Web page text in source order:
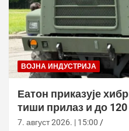
ВОЈНА ИНДУСТРИЈА
Еатон приказује
тиши прилаз и до 120
7. август 2026. | 15:00